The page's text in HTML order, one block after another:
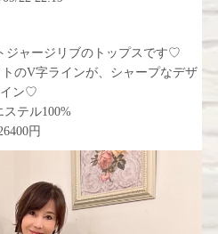
ジャージリブのトップスです♡
のV字ラインが、シャープなデザ
イン♡
ステル100%
円